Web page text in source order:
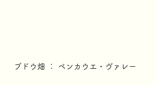
ブドウ畑 ： ペンカウエ・ヴァレー